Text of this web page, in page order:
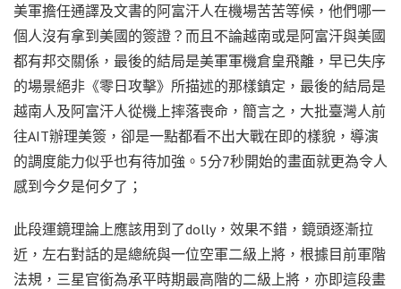
美軍擔任通譯及文書的阿富汗人在機場苦苦等候，他們哪一
個人沒有拿到美國的簽證？而且不論越南或是阿富汗與美國
都有邦交關係，最後的結局是美軍軍機倉皇飛離，早已失序
的場景絕非《零日攻擊》所描述的那樣鎮定，最後的結局是
越南人及阿富汗人從機上摔落喪命，簡言之，大批臺灣人前
往AIT辦理美簽，卻是一點都看不出大戰在即的樣貌，導演
的調度能力似乎也有待加強。5分7秒開始的畫面就更為令人
感到今夕是何夕了；
此段運鏡理論上應該用到了dolly，效果不錯，鏡頭逐漸拉
近，左右對話的是總統與一位空軍二級上將，根據目前軍階
法規，三星官銜為承平時期最高階的二級上將，亦即這段畫